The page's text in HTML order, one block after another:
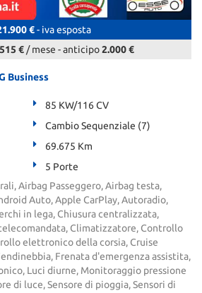
€- iva esposta
515 € / mese -anticipo2.000 €
Business
85 KW/116 CV
Cambio Sequenziale (7)
69.675 Km
5 Porte
Airbag Passeggero, Airbag testa,
Auto, Apple CarPlay, Autoradio,
in lega, Chiusura centralizzata,
Climatizzatore, Controllo
elettronico della corsia, Cruise
Frenata d'emergenza assistita,
Luci diurne, Monitoraggio pressione
di luce, Sensore di pioggia, Sensori di